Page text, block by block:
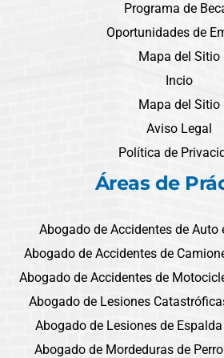
Programa de
Oportunidades de
Mapa del Sitio
Incio
Mapa del Sitio
Aviso Legal
Política de
Áreas de
Abogado de Accidentes de Auto
Abogado de Accidentes de
Abogado de Accidentes de
Abogado de Lesiones
Abogado de Lesiones de
Abogado de Mordeduras de